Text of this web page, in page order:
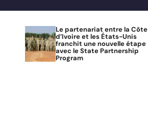
Le partenariat entre la Côte
d’Ivoire et les États-Unis
franchit une nouvelle étape
avec le State Partnership
Program